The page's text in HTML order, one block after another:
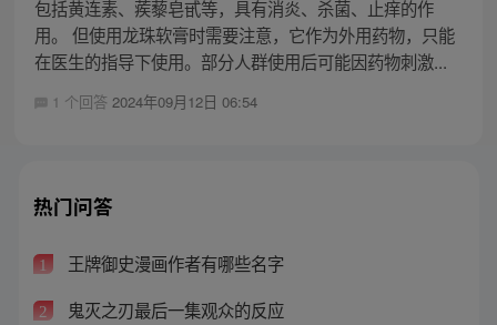
包括黄连素、蒺藜皂甙等，具有消炎、杀菌、止痒的作
用。 但使用龙珠软膏时需要注意，它作为外用药物，只能
在医生的指导下使用。部分人群使用后可能因药物刺激...
1 个回答 2024年09月12日 06:54
热门问答
1 王牌御史漫画作者有哪些名字
2 鬼灭之刃最后一集观众的反应